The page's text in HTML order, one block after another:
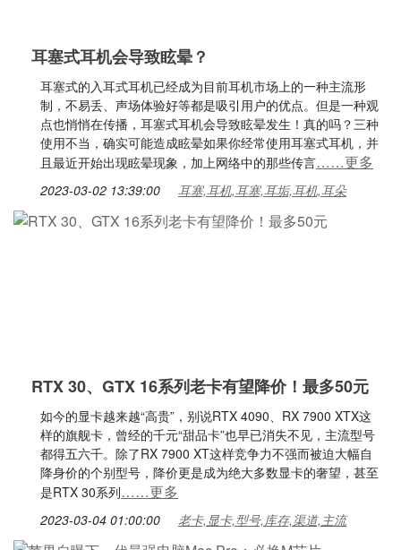
耳塞式耳机会导致眩晕？
耳塞式的入耳式耳机已经成为目前耳机市场上的一种主流形
制，不易丢、声场体验好等都是吸引用户的优点。但是一种观
点也悄悄在传播，耳塞式耳机会导致眩晕发生！真的吗？三种
使用不当，确实可能造成眩晕如果你经常使用耳塞式耳机，并
且最近开始出现眩晕现象，加上网络中的那些传言……更多
2023-03-02 13:39:00 耳塞,耳机,耳塞,耳垢,耳机,耳朵
RTX 30、GTX 16系列老卡有望降价！最多50元
如今的显卡越来越“高贵”，别说RTX 4090、RX 7900 XTX这
样的旗舰卡，曾经的千元“甜品卡”也早已消失不见，主流型号
都得五六千。除了RX 7900 XT这样竞争力不强而被迫大幅自
降身价的个别型号，降价更是成为绝大多数显卡的奢望，甚至
是RTX 30系列……更多
2023-03-04 01:00:00 老卡,显卡,型号,库存,渠道,主流